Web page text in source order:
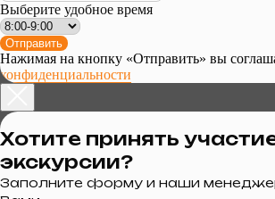
Выберите удобное время
Отправить
Нажимая на кнопку «Отправить» вы
конфиденциальности
Хотите принять
экскурсии?
Заполните форму и наши